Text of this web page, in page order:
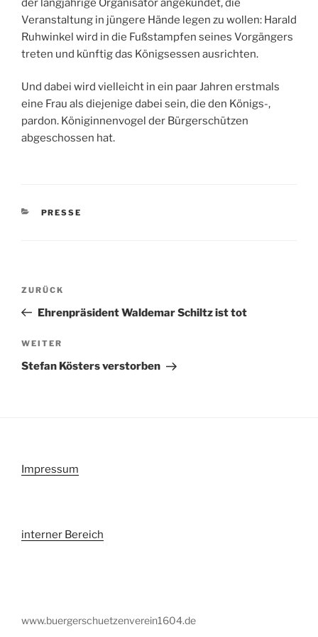
der langjährige Organisator angekündet, die
Veranstaltung in jüngere Hände legen zu wollen: Harald
Ruhwinkel wird in die Fußstampfen seines Vorgängers
treten und künftig das Königsessen ausrichten.
Und dabei wird vielleicht in ein paar Jahren erstmals
eine Frau als diejenige dabei sein, die den Königs-,
pardon. Königinnenvogel der Bürgerschützen
abgeschossen hat.
KATEGORIEN
PRESSE
Beitragsnavigation
Vorheriger
Beitrag
ZURÜCK
Ehrenpräsident Waldemar Schiltz ist tot
Nächster
Beitrag
WEITER
Stefan Kösters verstorben
Impressum
interner Bereich
www.buergerschuetzenverein1604.de